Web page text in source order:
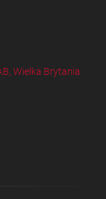
Wielka Brytania